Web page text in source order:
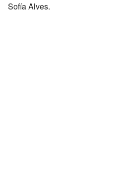
Sofía Alves.